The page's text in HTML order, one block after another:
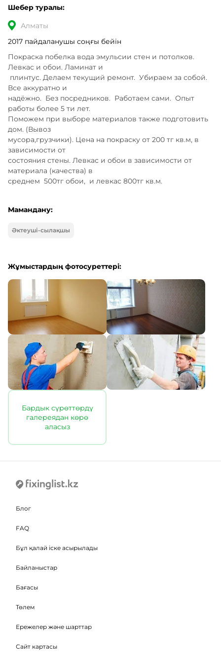
Шебер туралы:
Алматы
2017 пайдаланушы соңғы бейін
Покраска побелка вода эмульсии стен и потолков.
Левкас и обои. Ламинат и
Все аккуратно и
надёжно.  Без посредников.  Работаем сами.  Опыт
работы более 5 ти лет.
Поможем при выборе материалов также подготовить
дом. (Вывоз
мусора,грузчики). Цена на покраску от 200 тг кв.м, в
зависимости от
состояния стены. Левкас и обои в зависимости от
материала (качества) в
среднем  500тг обои,  и левкас 800тг кв.м.
Мамандану:
Әктеуші-сылақшы
Жұмыстардың фотосуреттері:
Бардык сүрөттөрдү
галереядан көрө
аласыз
Блог
FAQ
Бұл қалай іске асырылады
Байланыстар
Бағасы
Төлем
Ережелер және шарттар
Сайт картасы